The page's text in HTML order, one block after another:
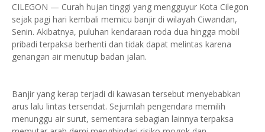
CILEGON — Curah hujan tinggi yang mengguyur Kota Cilegon
sejak pagi hari kembali memicu banjir di wilayah Ciwandan,
Senin. Akibatnya, puluhan kendaraan roda dua hingga mobil
pribadi terpaksa berhenti dan tidak dapat melintas karena
genangan air menutup badan jalan.
Banjir yang kerap terjadi di kawasan tersebut menyebabkan
arus lalu lintas tersendat. Sejumlah pengendara memilih
menunggu air surut, sementara sebagian lainnya terpaksa